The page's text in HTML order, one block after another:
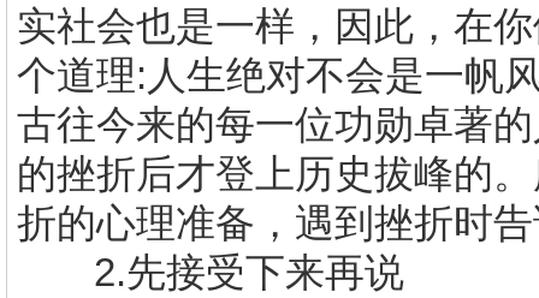
实社会也是一样，因此，在
个道理: 人生绝对不会是一帆
古往今来的每一位功勋卓著
的挫折后才登上历史拔峰的
折的心理准备，遇到挫折时
2.先接受下来再说